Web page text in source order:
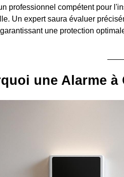
professionnel compétent pour
Un expert saura évaluer
une protection
une Alarme à